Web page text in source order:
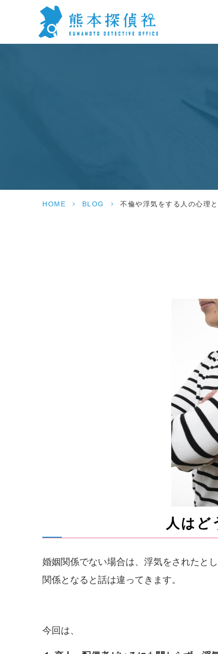
HOME > BLOG > 不倫や浮気をする人の心理
人はど
婚姻関係でない場合は、浮気をされたと
関係となると話は違ってきます。
今回は、